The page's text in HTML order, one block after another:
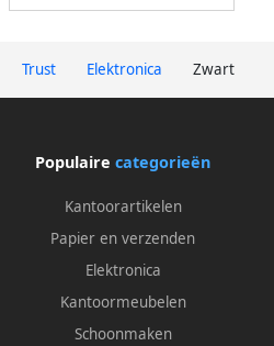
Trust Elektronica Zwart
Populaire categorieën
Kantoorartikelen
Papier en verzenden
Elektronica
Kantoormeubelen
Schoonmaken